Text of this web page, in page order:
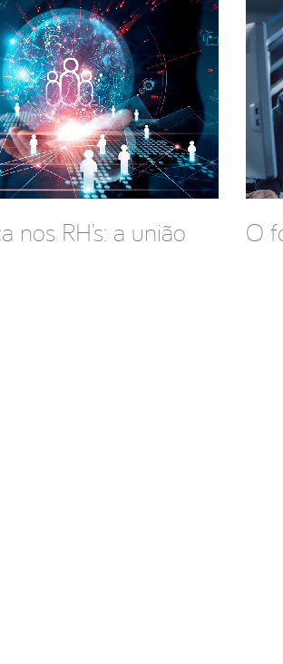
nos RH’s: a união
O